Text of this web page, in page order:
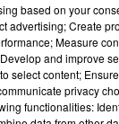
Val de Loire à
n’est pas
bras, et un
seront
lui et ses
based on your
advertising; Create
Measure
and improve
select content;
privacy
functionalities: